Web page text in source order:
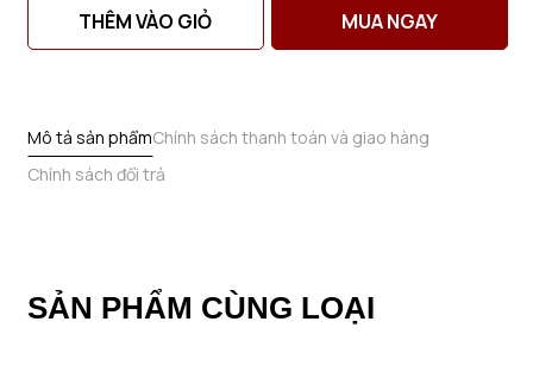
THÊM VÀO GIỎ MUA NGAY
Mô tả sản phẩmChính sách thanh toán và giao hàng
Chính sách đổi trả
SẢN PHẨM CÙNG LOẠI